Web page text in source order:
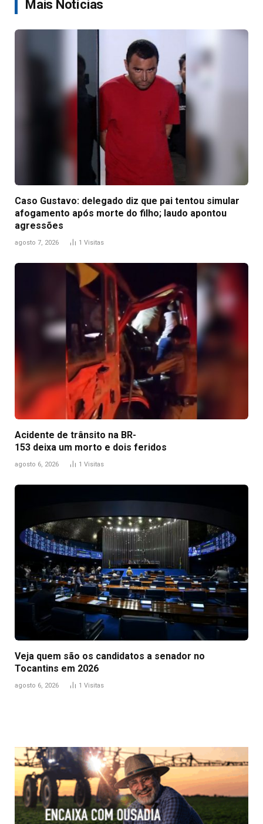
Mais Notícias
Caso Gustavo: delegado diz que pai tentou simular
afogamento após morte do filho; laudo apontou
agressões
agosto 7, 2026 1 Visitas
Acidente de trânsito na BR-
153 deixa um morto e dois feridos
agosto 6, 2026 1 Visitas
Veja quem são os candidatos a senador no
Tocantins em 2026
agosto 6, 2026 1 Visitas